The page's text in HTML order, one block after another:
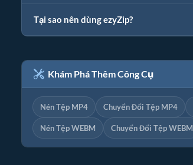
Tại sao nên dùng ezyZip?
Khám Phá Thêm Công Cụ
Nén Tệp MP4 Chuyển Đổi Tệp MP4
Nén Tệp WEBM Chuyển Đổi Tệp WEBM